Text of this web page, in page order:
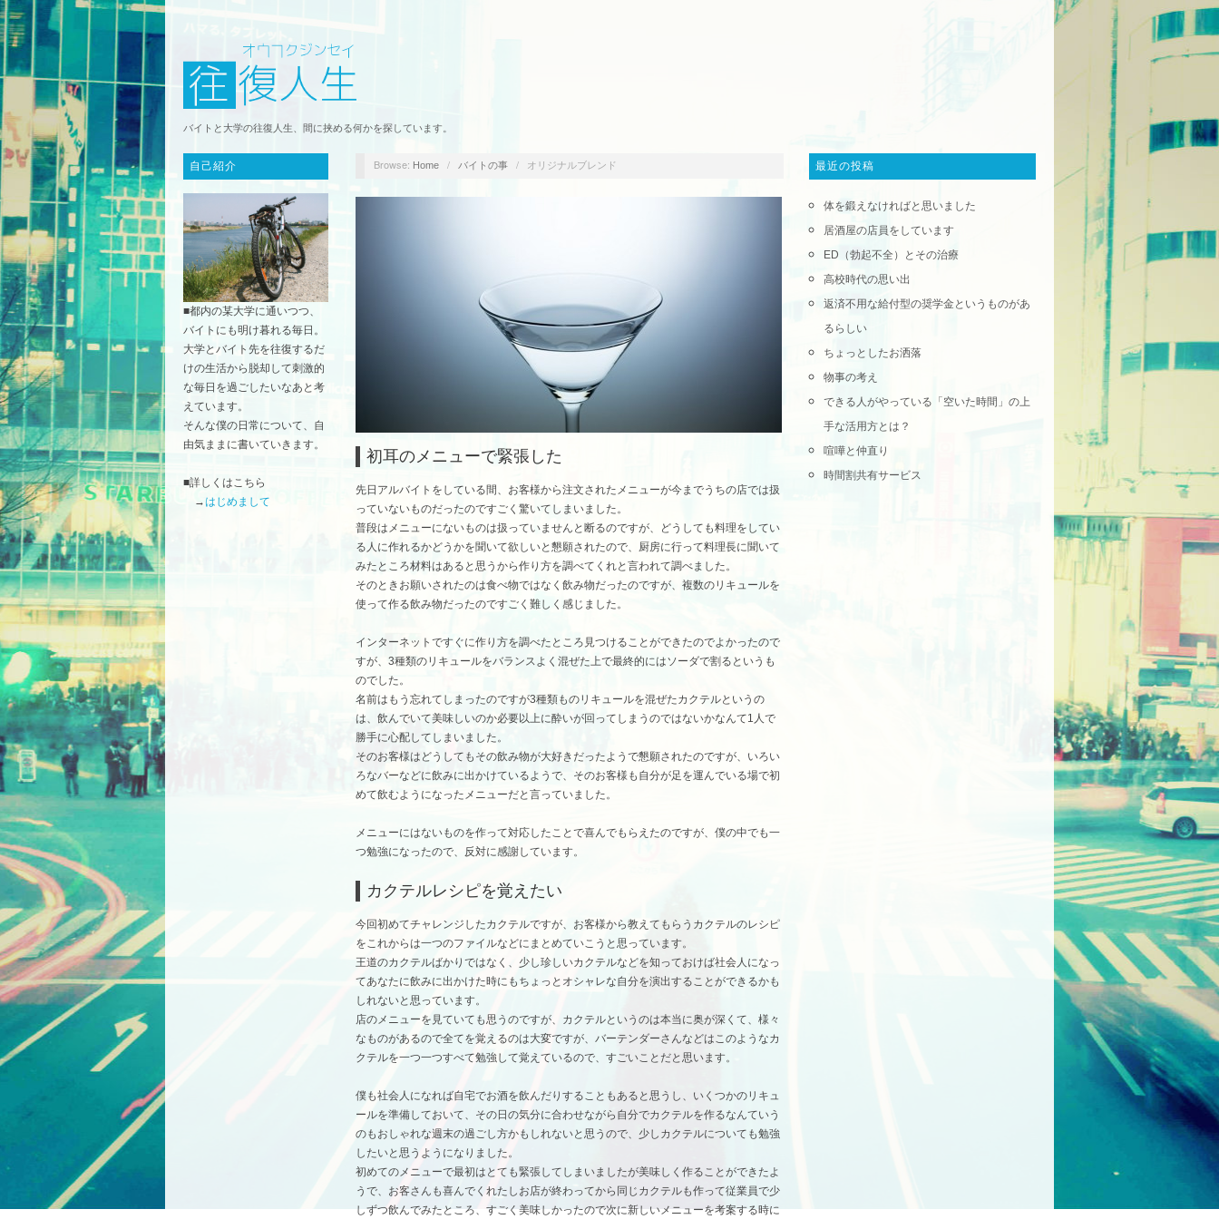
バイトと大学の往復人生、間に挟める何かを探しています。
自己紹介
■都内の某大学に通いつつ、
バイトにも明け暮れる毎日。
大学とバイト先を往復するだ
けの生活から脱却して刺激的
な毎日を過ごしたいなあと考
えています。
そんな僕の日常について、自
由気ままに書いていきます。
■詳しくはこちら
→はじめまして
Browse: Home / バイトの事 / オリジナルブレンド
初耳のメニューで緊張した
先日アルバイトをしている間、お客様から注文されたメニューが今までうちの店では扱
っていないものだったのですごく驚いてしまいました。
普段はメニューにないものは扱っていませんと断るのですが、どうしても料理をしてい
る人に作れるかどうかを聞いて欲しいと懇願されたので、厨房に行って料理長に聞いて
みたところ材料はあると思うから作り方を調べてくれと言われて調べました。
そのときお願いされたのは食べ物ではなく飲み物だったのですが、複数のリキュールを
使って作る飲み物だったのですごく難しく感じました。
インターネットですぐに作り方を調べたところ見つけることができたのでよかったので
すが、3種類のリキュールをバランスよく混ぜた上で最終的にはソーダで割るというも
のでした。
名前はもう忘れてしまったのですが3種類ものリキュールを混ぜたカクテルというの
は、飲んでいて美味しいのか必要以上に酔いが回ってしまうのではないかなんて1人で
勝手に心配してしまいました。
そのお客様はどうしてもその飲み物が大好きだったようで懇願されたのですが、いろい
ろなバーなどに飲みに出かけているようで、そのお客様も自分が足を運んでいる場で初
めて飲むようになったメニューだと言っていました。
メニューにはないものを作って対応したことで喜んでもらえたのですが、僕の中でも一
つ勉強になったので、反対に感謝しています。
カクテルレシピを覚えたい
今回初めてチャレンジしたカクテルですが、お客様から教えてもらうカクテルのレシピ
をこれからは一つのファイルなどにまとめていこうと思っています。
王道のカクテルばかりではなく、少し珍しいカクテルなどを知っておけば社会人になっ
てあなたに飲みに出かけた時にもちょっとオシャレな自分を演出することができるかも
しれないと思っています。
店のメニューを見ていても思うのですが、カクテルというのは本当に奥が深くて、様々
なものがあるので全てを覚えるのは大変ですが、バーテンダーさんなどはこのようなカ
クテルを一つ一つすべて勉強して覚えているので、すごいことだと思います。
僕も社会人になれば自宅でお酒を飲んだりすることもあると思うし、いくつかのリキュ
ールを準備しておいて、その日の気分に合わせながら自分でカクテルを作るなんていう
のもおしゃれな週末の過ごし方かもしれないと思うので、少しカクテルについても勉強
したいと思うようになりました。
初めてのメニューで最初はとても緊張してしまいましたが美味しく作ることができたよ
うで、お客さんも喜んでくれたしお店が終わってから同じカクテルも作って従業員で少
しずつ飲んでみたところ、すごく美味しかったので次に新しいメニューを考案する時に
最近の投稿
体を鍛えなければと思いました
居酒屋の店員をしています
ED（勃起不全）とその治療
高校時代の思い出
返済不用な給付型の奨学金というものがあ
るらしい
ちょっとしたお洒落
物事の考え
できる人がやっている「空いた時間」の上
手な活用方とは？
喧嘩と仲直り
時間割共有サービス